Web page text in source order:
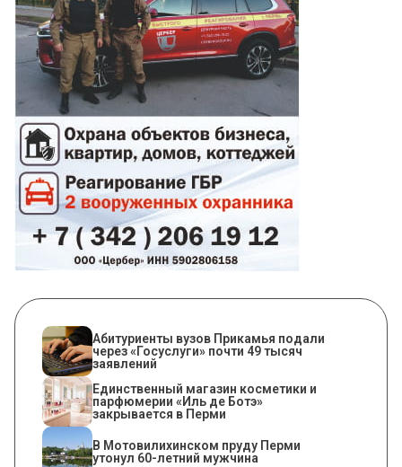
Абитуриенты вузов Прикамья подали
через «Госуслуги» почти 49 тысяч
заявлений
Единственный магазин косметики и
парфюмерии «Иль де Ботэ»
закрывается в Перми
В Мотовилихинском пруду Перми
утонул 60-летний мужчина